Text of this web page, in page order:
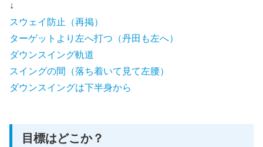
↓
スウェイ防止（再掲）
ターゲットより左へ打つ（丹田も左へ）
ダウンスイング軌道
スイングの間（落ち着いて見て左腰）
ダウンスイングは下半身から
目標はどこか？